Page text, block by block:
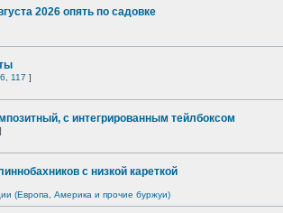
2026 опять по садовке
117 ]
с интегрированным тейлбоксом
]
с низкой кареткой
(Европа, Америка и прочие буржуи)